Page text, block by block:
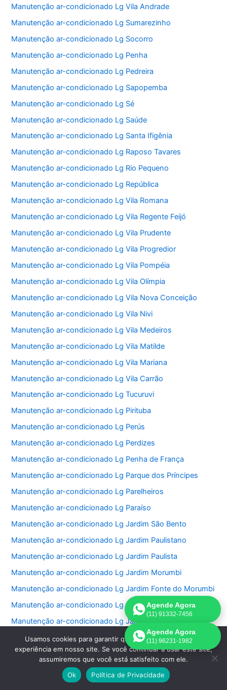
Manutenção ar-condicionado Lg Vila Andrade
Manutenção ar-condicionado Lg Sumarezinho
Manutenção ar-condicionado Lg Socorro
Manutenção ar-condicionado Lg Penha
Manutenção ar-condicionado Lg Pedreira
Manutenção ar-condicionado Lg Sapopemba
Manutenção ar-condicionado Lg Sé
Manutenção ar-condicionado Lg Saúde
Manutenção ar-condicionado Lg Santa Ifigênia
Manutenção ar-condicionado Lg Raposo Tavares
Manutenção ar-condicionado Lg Rio Pequeno
Manutenção ar-condicionado Lg República
Manutenção ar-condicionado Lg Vila Romana
Manutenção ar-condicionado Lg Vila Regente Feijó
Manutenção ar-condicionado Lg Vila Prudente
Manutenção ar-condicionado Lg Vila Progredior
Manutenção ar-condicionado Lg Vila Pompéia
Manutenção ar-condicionado Lg Vila Olímpia
Manutenção ar-condicionado Lg Vila Nova Conceição
Manutenção ar-condicionado Lg Vila Nivi
Manutenção ar-condicionado Lg Vila Medeiros
Manutenção ar-condicionado Lg Vila Matilde
Manutenção ar-condicionado Lg Vila Mariana
Manutenção ar-condicionado Lg Vila Carrão
Manutenção ar-condicionado Lg Tucuruvi
Manutenção ar-condicionado Lg Pirituba
Manutenção ar-condicionado Lg Perús
Manutenção ar-condicionado Lg Perdizes
Manutenção ar-condicionado Lg Penha de França
Manutenção ar-condicionado Lg Parque dos Príncipes
Manutenção ar-condicionado Lg Parelheiros
Manutenção ar-condicionado Lg Paraíso
Manutenção ar-condicionado Lg Jardim São Bento
Manutenção ar-condicionado Lg Jardim Paulistano
Manutenção ar-condicionado Lg Jardim Paulista
Manutenção ar-condicionado Lg Jardim Morumbi
Manutenção ar-condicionado Lg Jardim Fonte do Morumbi
Manutenção ar-condicionado Lg Jardim Europa
Manutenção ar-condicionado Lg Jardim das Perdizes
Manutenção ar-condicionado Lg Jardim das Acacias
Manutenção ar-condicionado Lg Jardim da Saúde
Manutenção ar-condicionado Lg Jardim Bonfiglioli
Agende Agora
(11) 91332-7456
Agende Agora
(11) 96231-1982
Usamos cookies para garantir que oferecemos a melhor
experiência em nosso site. Se você continuar a usar este site,
assumiremos que você está satisfeito com ele.
Ok
Política de Privacidade